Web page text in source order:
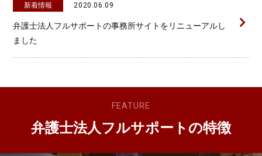
新着情報 2020.06.09
弁護士法人フルサポートの事務所サイトをリニューアルし
ました
FEATURE
弁護士法人フルサポートの特徴